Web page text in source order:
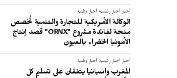
أخبار أخبار رئيسية أخبار وطنية
الوكالة الأمريكية للتجارة والتنمية تُخصص
منحة لفائدة مشروع "ORNX" قصد إنتاج
الأمونيا الخضراء بالعيون
أخبار أخبار رئيسية أخبار وطنية
المغرب وإسبانيا يتفقان على تسليم كل